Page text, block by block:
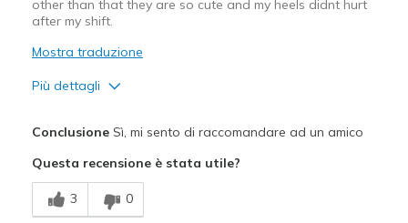
other than that they are so cute and my heels didnt hurt
after my shift.
Mostra traduzione
Più dettagli
Comfortable
Stylish
ConclusioneSì, mi sento di raccomandare ad un amico
Questa recensione è stata utile?
3 0